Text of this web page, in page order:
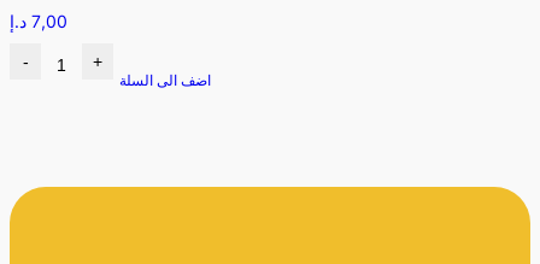
7,00 د.إ
- +
اضف الى السلة